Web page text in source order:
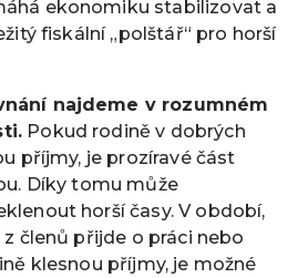
ekonomiku stabilizovat a
fiskální „polštář“ pro horší
najdeme v rozumném
Pokud rodině v dobrých
příjmy, je prozíravé část
Díky tomu může
horší časy. V období,
členů přijde o práci nebo
klesnou příjmy, je možné